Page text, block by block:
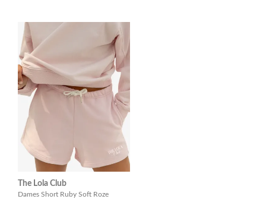
The Lola Club
Dames Short Ruby Soft Roze